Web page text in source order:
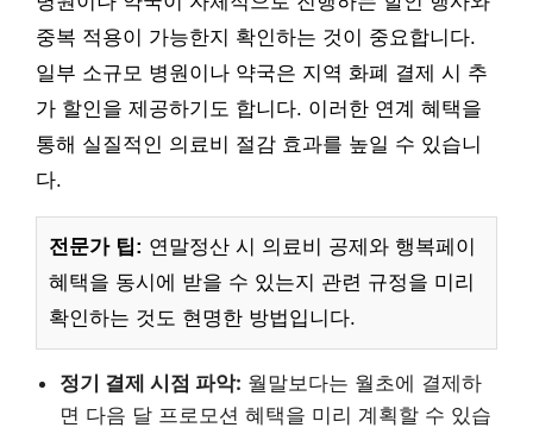
중복 적용이 가능한지 확인하는 것이 중요합니다.
일부 소규모 병원이나 약국은 지역 화폐 결제 시 추
가 할인을 제공하기도 합니다. 이러한 연계 혜택을
통해 실질적인 의료비 절감 효과를 높일 수 있습니
다.
전문가 팁: 연말정산 시 의료비 공제와 행복페이
혜택을 동시에 받을 수 있는지 관련 규정을 미리
확인하는 것도 현명한 방법입니다.
정기 결제 시점 파악: 월말보다는 월초에 결제하
면 다음 달 프로모션 혜택을 미리 계획할 수 있습